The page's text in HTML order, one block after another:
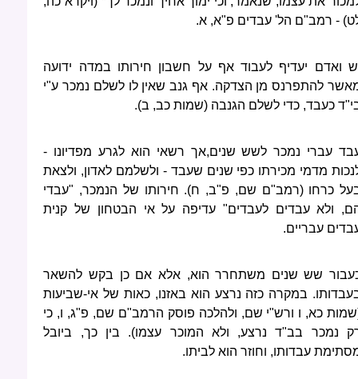
- רמב"ם הל' עבדים פ"א, א.
ואדם יעדיף לעבוד אף על חשבון חירותו במדה ידועה
להתפרנס מן הצדקה. אף גנב שאין לו לשלם נמכר ע"י
כעבד, כדי לשלם הגנבה (שמות כב, ב).
עברי נמכר לשש שנים,אך רשאי הוא לגרע מפדיונו -
מדמי מכירתו כפי שנים שעבד - ולשלמם לאדון, ולצאת
כרחו (רמב"ם שם, פ"ב, ח). חירותו של הנמכר, "עבדי
ולא עבדים לעבדים" עדיפה על אי הבטחון של קנית
עבריים.
שש שנים משתחרר הוא, אלא אם כן בקש להשאר
במקרה כזה נרצע הוא באזנו, כאות של אי-שביעות
כא, ו ורש"י שם, ולהלכה פוסק הרמב"ם שם, פ"ג, ו, כי
נמכר בב"ד נרצע, ולא המוכר עצמו). בין כך, ביובל
עבדותו, וחוזר הוא לביתו.